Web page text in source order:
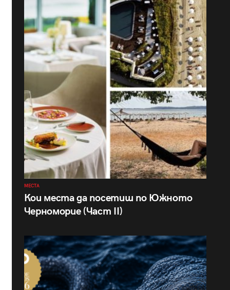
МЕСТА
Кои места да посетиш по Южното
Черноморие (Част II)